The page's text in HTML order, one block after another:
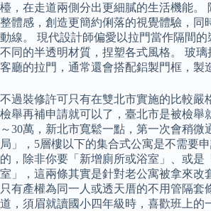
檯，在走道兩側分出更細膩的生活機能。
整體感，創造更簡約俐落的視覺體驗，同
動線。 現代設計師偏愛以拉門當作隔間的
不同的半透明材質，捏塑各式風格。 玻
客廳的拉門，通常還會搭配鋁製門框，製
不過裝修許可只有在雙北市實施的比較嚴
檢舉再補申請就可以了，臺北市是被檢舉
～30萬，新北市寬鬆一點，第一次會稍微
局」，5層樓以下的集合式公寓是不需要
的，除非你要「新增廁所或浴室」、或是
室」，這兩條其實是針對老公寓被拿來改
只有產權為同一人或透天厝的不用管隔套
道，須眉就讀國小四年級時，喜歡班上的